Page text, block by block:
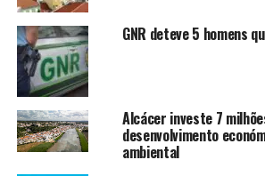
GNR deteve 5 homens
Alcácer investe 7
desenvolvimento
ambiental